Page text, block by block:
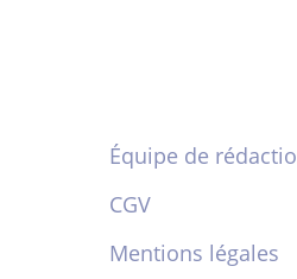
Équipe de
CGV
Mentions légales